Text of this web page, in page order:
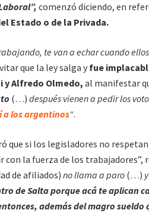
comenzó diciendo, en
Estado o de la Privada.
te van a echar cuando
que la ley salga y fue
y Alfredo Olmedo, al manifestar
(…) después vienen a pedir los
los argentinos“.
que si los legisladores no
con la fuerza de los trabajadores”,
de afiliados) no llama a paro (…)
de Salta porque acá te aplican
además del magro sueldo